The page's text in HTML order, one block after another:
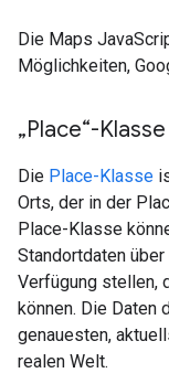
Die Maps
Möglichkeiten,
„Place“-Klasse
Die Place-Klasse
Orts, der in der
Place-Klasse
Standortdaten
Verfügung stellen,
können. Die
genauesten,
realen Welt.